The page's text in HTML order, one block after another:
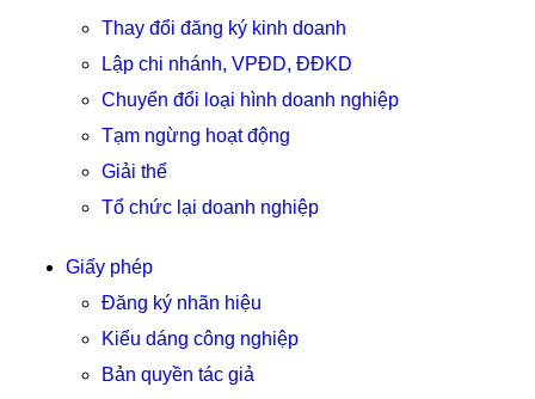
Thay đổi đăng ký kinh doanh
Lập chi nhánh, VPĐD, ĐĐKD
Chuyển đổi loại hình doanh nghiệp
Tạm ngừng hoạt động
Giải thể
Tổ chức lại doanh nghiệp
Giấy phép
Đăng ký nhãn hiệu
Kiểu dáng công nghiệp
Bản quyền tác giả